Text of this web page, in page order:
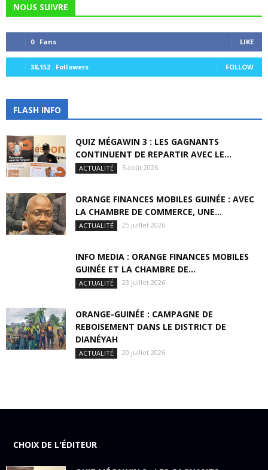
NOUS SUIVRE
0 Fans LIKE
38,152 Followers FOLLOW
FLASH INFO
QUIZ MÉGAWIN 3 : LES GAGNANTS
CONTINUENT DE REPARTIR AVEC LE...
ACTUALITÉ 5 août 2026
ORANGE FINANCES MOBILES GUINÉE : AVEC
LA CHAMBRE DE COMMERCE, UNE...
ACTUALITÉ 25 juillet 2026
INFO MEDIA : ORANGE FINANCES MOBILES
GUINÉE ET LA CHAMBRE DE...
ACTUALITÉ 23 juillet 2026
ORANGE-GUINÉE : CAMPAGNE DE
REBOISEMENT DANS LE DISTRICT DE
DIANÉYAH
ACTUALITÉ 20 juillet 2026
CHOIX DE L'ÉDITEUR